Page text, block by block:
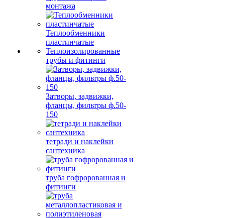
монтажа
Теплообменники
пластинчатые
Теплоизолированные
трубы и фитинги
Затворы, задвижки,
фланцы, фильтры ф.50-
150
тетради и наклейки
сантехника
труба гофророванная и
фитинги